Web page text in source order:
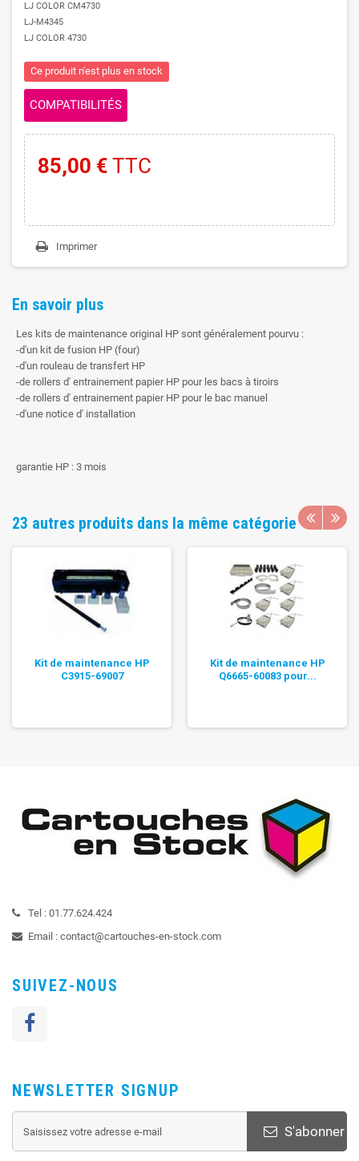
LJ COLOR CM4730
LJ-M4345
LJ COLOR 4730
Ce produit n'est plus en stock
COMPATIBILITÉS
85,00 € TTC
Imprimer
En savoir plus
Les kits de maintenance original HP sont généralement pourvu :
-d'un kit de fusion HP (four)
-d'un rouleau de transfert HP
-de rollers d' entrainement papier HP pour les bacs à tiroirs
-de rollers d' entrainement papier HP pour le bac manuel
-d'une notice d' installation
garantie HP : 3 mois
23 autres produits dans la même catégorie
Kit de maintenance HP
C3915-69007
Kit de maintenance HP
Q6665-60083 pour...
Tel : 01.77.624.424
Email : contact@cartouches-en-stock.com
SUIVEZ-NOUS
NEWSLETTER SIGNUP
S'abonner